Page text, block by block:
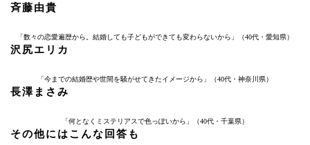
斉藤由貴
「数々の恋愛遍歴から。結婚しても子どもができても変わらないから」（40代・愛知県）
沢尻エリカ
「今までの結婚歴や世間を騒がせてきたイメージから」（40代・神奈川県）
長澤まさみ
「何となくミステリアスで色っぽいから」（40代・千葉県）
その他にはこんな回答も